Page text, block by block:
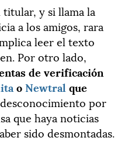
y si llama la
a los amigos, rara
leer el texto
Por otro lado,
de verificación
oNewtral que
por
que haya noticias
sido desmontadas.